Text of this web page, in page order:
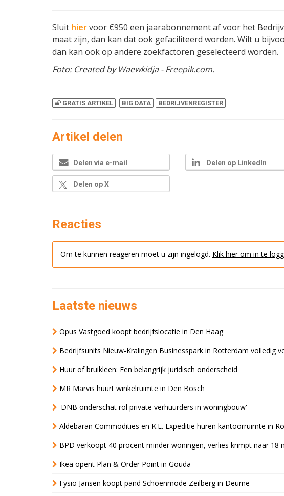
Sluit hiervoor €950 een jaarabonnement af voor het
maat zijn, dan kan dat ook gefaciliteerd worden. Wilt u
dan kan ook op andere zoekfactoren geselecteerd worden.
Foto: Created by Waewkidja - Freepik.com.
GRATIS ARTIKEL BIG DATA BEDRIJVENREGISTER
Artikel delen
Delen via e-mail Delen op LinkedIn
Delen op X
Reacties
Om te kunnen reageren moet u zijn ingelogd. Klik hier om in te
Laatste nieuws
Opus Vastgoed koopt bedrijfslocatie in Den Haag
Bedrijfsunits Nieuw-Kralingen Businesspark in Rotterdam volledig
Huur of bruikleen: Een belangrijk juridisch onderscheid
MR Marvis huurt winkelruimte in Den Bosch
'DNB onderschat rol private verhuurders in woningbouw'
Aldebaran Commodities en K.E. Expeditie huren kantoorruimte in
BPD verkoopt 40 procent minder woningen, verlies krimpt naar 18
Ikea opent Plan & Order Point in Gouda
Fysio Jansen koopt pand Schoenmode Zeilberg in Deurne